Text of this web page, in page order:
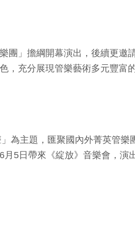
團」擔綱開幕演出，後續更
充分展現管樂藝術多元豐富
為主題，匯聚國內外菁英管
5日帶來《綻放》音樂會，